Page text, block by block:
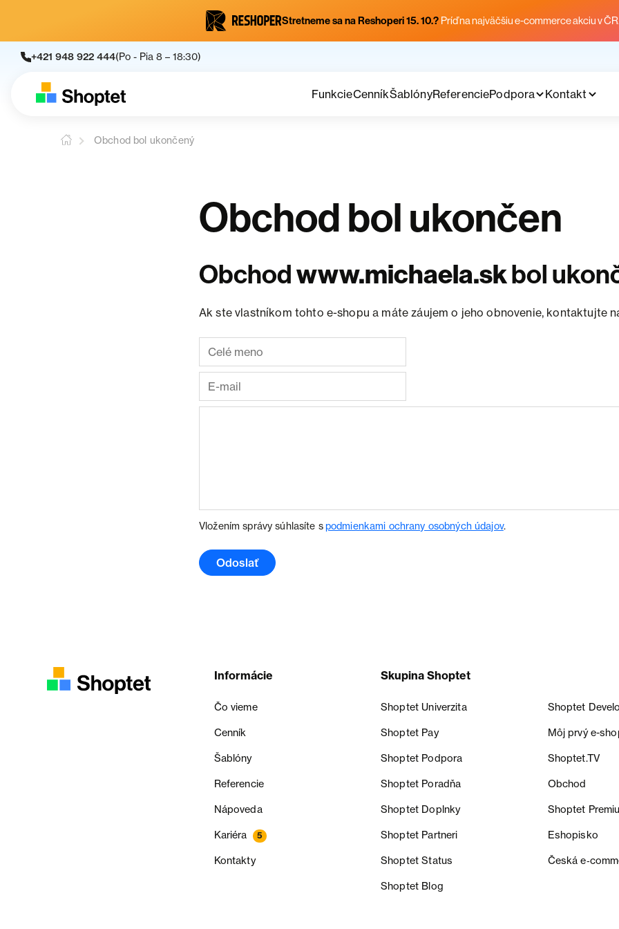
Stretneme sa na Reshoperi 15. 10.? Príď na najväčšiu e-commerce akciu v
+421 948 922 444(Po - Pia 8 – 18:30)
FunkcieCenníkŠablónyReferenciePodpora Kontakt
Obchod bol ukončený
Obchod bol ukončen
Obchodwww.michaela.skbol
Ak ste vlastníkom tohto e-shopu a máte záujem o jeho obnovenie, kontaktujte
Vložením správy súhlasíte spodmienkami ochrany osobných údajov.
Odoslať
Informácie
Čo vieme
Cenník
Šablóny
Referencie
Nápoveda
Kariéra 5
Kontakty
Skupina Shoptet
Shoptet Univerzita Shoptet
Shoptet Pay Môj prvý e-
Shoptet Podpora Shoptet.TV
Shoptet Poradňa Obchod
Shoptet Doplnky Shoptet
Shoptet Partneri Eshopisko
Shoptet Status Česká
Shoptet Blog